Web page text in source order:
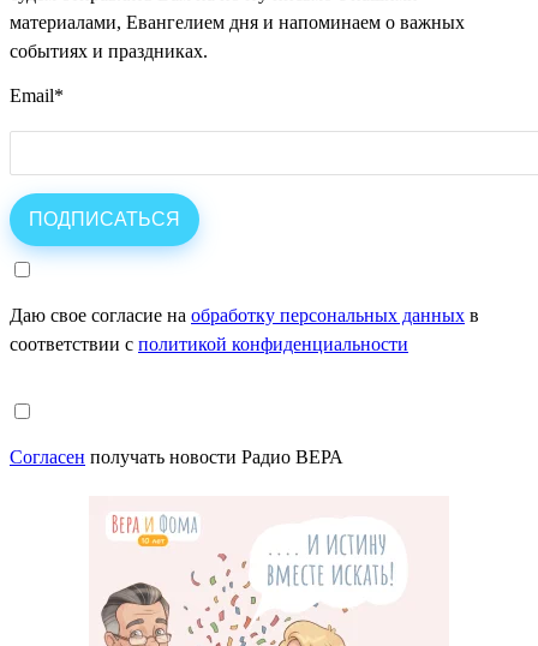
материалами, Евангелием дня и напоминаем о важных
событиях и праздниках.
Email*
Даю свое согласие на обработку персональных данных в
соответствии с политикой конфиденциальности
Согласен получать новости Радио ВЕРА